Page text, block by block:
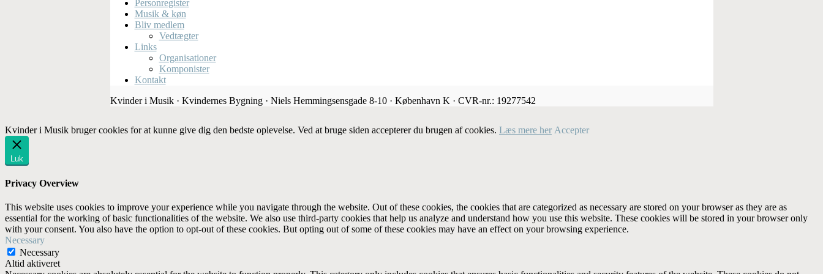
Personregister
Musik & køn
Bliv medlem
Vedtægter
Links
Organisationer
Komponister
Kontakt
Kvinder i Musik · Kvindernes Bygning · Niels Hemmingsensgade 8-10 · København K · CVR-nr.: 19277542
Kvinder i Musik bruger cookies for at kunne give dig den bedste oplevelse. Ved at bruge siden accepterer du brugen af cookies. Læs mere her Accepter
Luk
Privacy Overview
This website uses cookies to improve your experience while you navigate through the website. Out of these cookies, the cookies that are categorized as necessary are stored on your browser as they are as
essential for the working of basic functionalities of the website. We also use third-party cookies that help us analyze and understand how you use this website. These cookies will be stored in your browser only
with your consent. You also have the option to opt-out of these cookies. But opting out of some of these cookies may have an effect on your browsing experience.
Necessary
Necessary
Altid aktiveret